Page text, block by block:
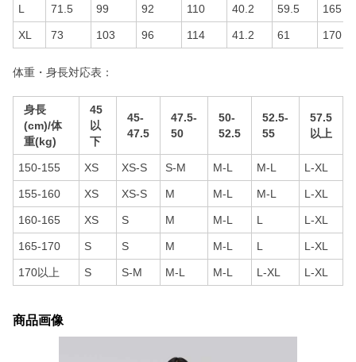
L 71.5 99 92 110 40.2 59.5 165
XL 73 103 96 114 41.2 61 170
体重・身長対応表：
身長
(cm)/体
重(kg)
45
以
下
45-
47.5
47.5-
50
50-
52.5
52.5-
55
57.5
以上
150-155 XS XS-S S-M M-L M-L L-XL
155-160 XS XS-S M M-L M-L L-XL
160-165 XS S M M-L L L-XL
165-170 S S M M-L L L-XL
170以上 S S-M M-L M-L L-XL L-XL
商品画像